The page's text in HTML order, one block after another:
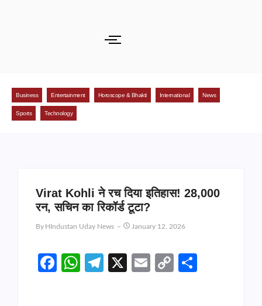
Business Entertainment Horoscope & Bhakti International News
Sports Technology
Virat Kohli ने रच दिया इतिहास! 28,000
रन, सचिन का रिकॉर्ड टूटा?
By HIndustan Uday News January 12, 2026
Facebook
WhatsApp
Telegram
X EmailCopy